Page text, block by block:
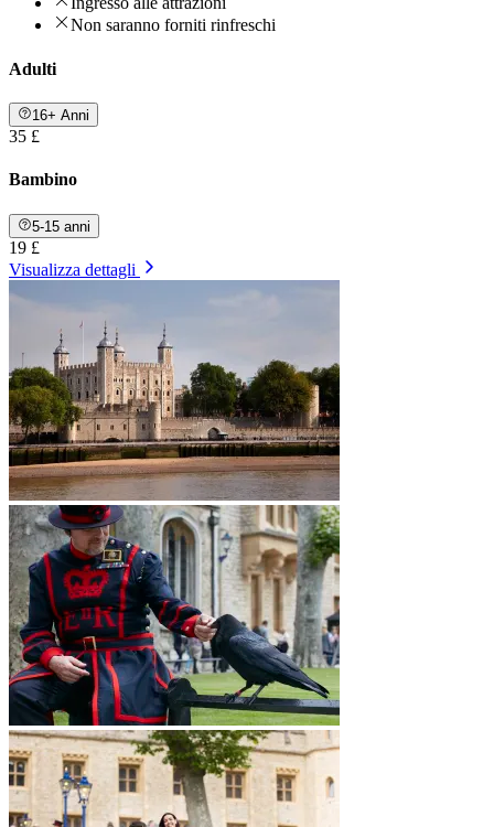
Non saranno forniti rinfreschi
Adulti
16+ Anni
35 £
Bambino
5-15 anni
19 £
Visualizza dettagli